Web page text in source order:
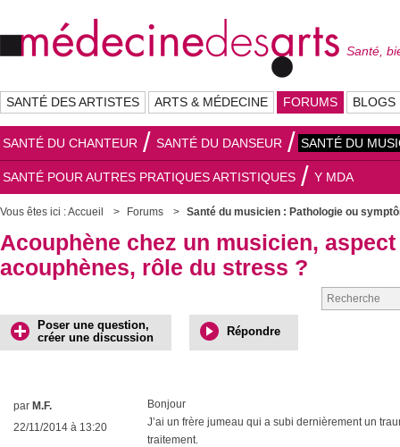
Santé,
SANTÉ DES ARTISTES ARTS & MÉDECINE FORUMS BLOGS
SANTÉ DU CHANTEUR SANTÉ DU DANSEUR SANTÉ DU
SANTÉ POUR AUTRES PRATIQUES ARTISTIQUES Y MDA
Vous êtes ici :Accueil Forums Santé du musicien : Pathologie ou
Acouphène chez un musicien,
acouphènes, rôle du stress ?
Poser une question,
créer une discussion
Répondre
par M.F.
22/11/2014 à 13:20
Bonjour
J’ai un frère jumeau qui a subi dernièrement un
traitement.